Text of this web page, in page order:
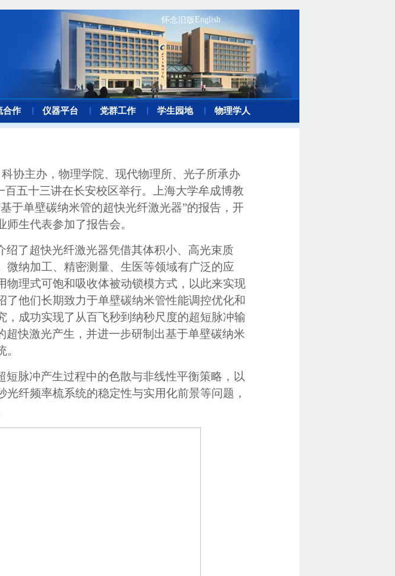
协主办，物理学院、现代物理所、光子所承办
百五十三讲在长安校区举行。上海大学牟成博教
于单壁碳纳米管的超快光纤激光器”的报告，开
生代表参加了报告会。
绍了超快光纤激光器凭借其体积小、高光束质
微纳加工、精密测量、生医等领域有广泛的应
物理式可饱和吸收体被动锁模方式，以此来实现
了他们长期致力于单壁碳纳米管性能调控优化和
，成功实现了从百飞秒到纳秒尺度的超短脉冲输
超快激光产生，并进一步研制出基于单壁碳纳米
短脉冲产生过程中的色散与非线性平衡策略，以
光纤频率梳系统的稳定性与实用化前景等问题，
合作 仪器平台 党群工作 学生园地 物理学人
怀念旧版English